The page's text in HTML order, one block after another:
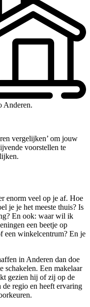
Anderen.
vergelijken’ om jouw
voorstellen te
enorm veel op je af. Hoe
je je het meeste thuis? Is
En ook: waar wil ik
een beetje op
een winkelcentrum? En je
in Anderen dan doe
schakelen. Een makelaar
gezien hij of zij op de
regio en heeft ervaring